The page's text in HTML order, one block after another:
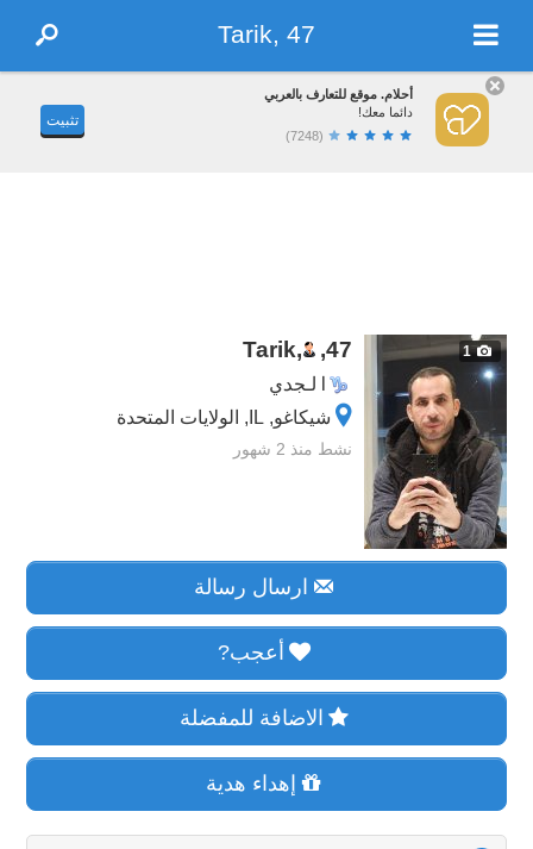
Tarik, 47
أحلام. موقع للتعارف بالعربي
دائما معك!
(7248)
تثبيت
1
Tarik, ,47
الجدي
شيكاغو, IL, الولايات المتحدة
نشط منذ 2 شهور
ارسال رسالة
أعجب?
الاضافة للمفضلة
إهداء هدية